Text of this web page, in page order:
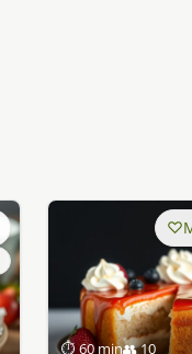
⏱ 60 min👥 10